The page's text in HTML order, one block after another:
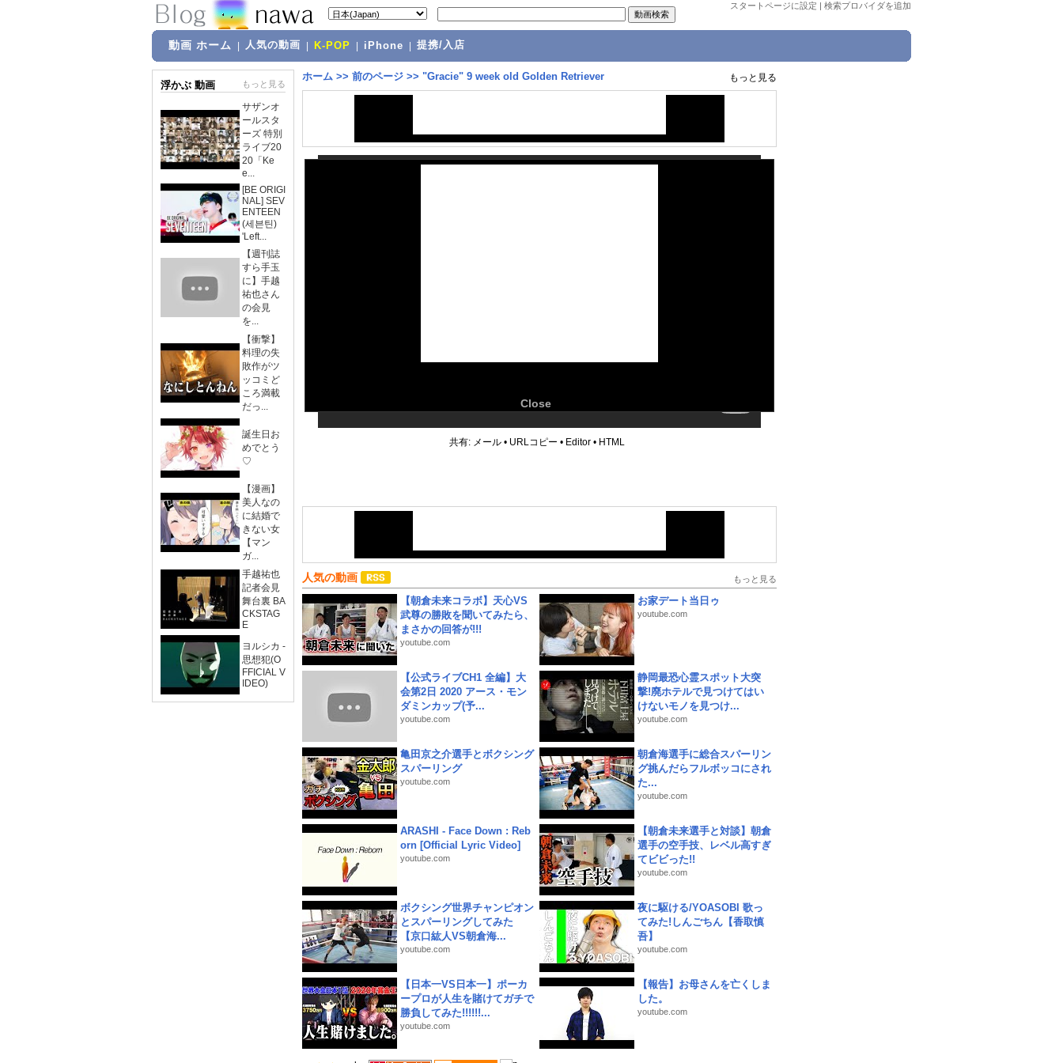
スタートページに設定 | 検索プロバイダを追加
動画 ホーム 人気の動画 K-POP iPhone 提携/入店
浮かぶ 動画 もっと見る
サザンオ
ールスタ
ーズ 特別
ライブ20
20「Ke
e...
[BE ORIGI
NAL] SEV
ENTEEN
(세븐틴)
'Left...
【週刊誌
すら手玉
に】手越
祐也さん
の会見
を...
【衝撃】
料理の失
敗作がツ
ッコミど
ころ満載
だっ...
誕生日お
めでとう
♡
【漫画】
美人なの
に結婚で
きない女
【マン
ガ...
手越祐也
記者会見
舞台裏 BA
CKSTAG
E
ヨルシカ -
思想犯(O
FFICIAL V
IDEO)
ホーム >> 前のページ >> "Gracie" 9 week old Golden Retriever もっと見る
Close
共有: メール • URLコピー • Editor • HTML
人気の動画 もっと見る
【朝倉未来コラボ】天心VS
武尊の勝敗を聞いてみたら、
まさかの回答が!!!
youtube.com
お家デート当日ゥ
youtube.com
【公式ライブCH1 全編】大
会第2日 2020 アース・モン
ダミンカップ(予...
youtube.com
静岡最恐心霊スポット大突
撃!廃ホテルで見つけてはい
けないモノを見つけ...
youtube.com
亀田京之介選手とボクシング
スパーリング
youtube.com
朝倉海選手に総合スパーリン
グ挑んだらフルボッコにされ
た...
youtube.com
ARASHI - Face Down : Reb
orn [Official Lyric Video]
youtube.com
【朝倉未来選手と対談】朝倉
選手の空手技、レベル高すぎ
てビビった!!
youtube.com
ボクシング世界チャンピオン
とスパーリングしてみた
【京口紘人VS朝倉海...
youtube.com
夜に駆ける/YOASOBI 歌っ
てみた!しんごちん【香取慎
吾】
youtube.com
【日本一VS日本一】ポーカ
ープロが人生を賭けてガチで
勝負してみた!!!!!!...
youtube.com
【報告】お母さんを亡くしま
した。
youtube.com